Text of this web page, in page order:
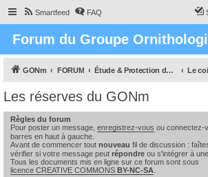
Smartfeed FAQ
Forum du Groupe
GONm FORUM Étude & Protection des Oiseaux et de leurs milieux en Normandie
Les réserves du GONm
Règles du forum
Pour poster un message, enregistrez-vous ou connectez-
barres en haut à gauche.
Avant de commencer tout nouveau fil de discussion :
vérifier si votre message peut répondre ou s'intégrer à
Tous les documents mis en ligne sur ce forum sont sous
licence CREATIVE COMMONS BY-NC-SA